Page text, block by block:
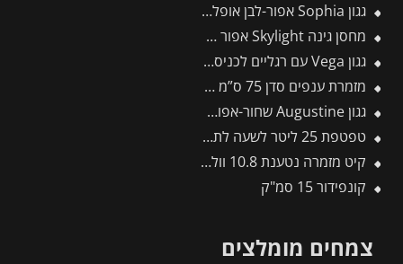
גגון Sophia אפור-לבן אופל 1X1.6 עיצוב מודרני מבית פלרם – Canopia
מחסן גינה Skylight אפור 1.9X2.3 מבית פלרם – קנופיה
גגון Vega עם רגליים לכניסה ולמרפסת אפור 2X2 מבית פלרם – Canopia
מזמרת ענפים סדן 75 ס”מ RS750 – WOLF
גגון Augustine שחור-אפור 1.1*0.9 מבית פלרם – Canopia
טפטפת 25 ליטר לשעה לתמנון
קיט מזמרה נטענת 10.8 וולט + 3 סוללות + מטען 22-SR-תבור
קונפידור 15 סמ"ק
צמחים מומלצים